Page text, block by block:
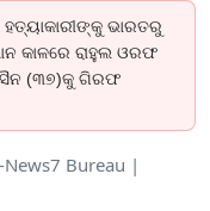
ହତ୍ୟାକାରୀଙ୍କୁ ଭାରତରୁ
କାଳରେ ରାହୁଲ ଓରଫ
(୩୭)କୁ ଗିରଫ
News7 Bureau |